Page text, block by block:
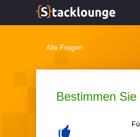
Alle Fragen
Bestimmen